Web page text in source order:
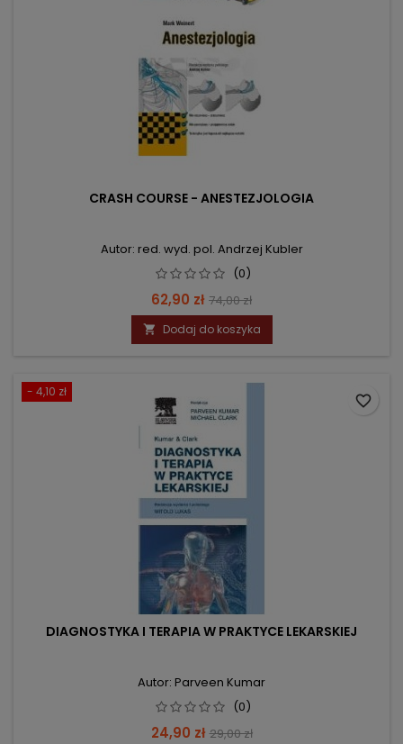
CRASH COURSE - ANESTEZJOLOGIA
Autor: red. wyd. pol. Andrzej Kubler
(0)
Cena
62,90 zł Cena
podstawowa
74,00 zł
 Dodaj do koszyka
- 4,10 zł
DIAGNOSTYKA I TERAPIA W PRAKTYCE LEKARSKIEJ
Autor: Parveen Kumar
(0)
Cena
24,90 zł Cena
29,00 zł
favorite_border